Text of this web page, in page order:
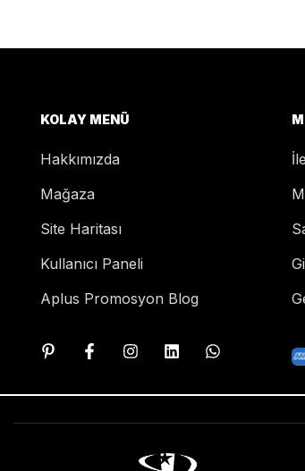
KOLAY MENÜ
Hakkımızda
Mağaza
Site Haritası
Kullanıcı Paneli
Aplus Promosyon Blog